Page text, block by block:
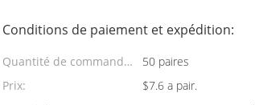
Conditions de paiement et expédition:
Quantité de commande
min:
50 paires
Prix:
$7.6 a pair.